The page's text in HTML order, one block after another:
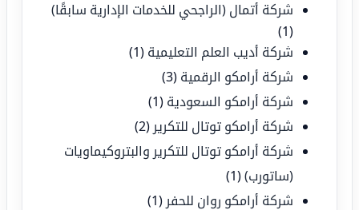
شركة أتمال (الراجحي للخدمات الإدارية سابقًا)
(1)
شركة أديب العلم التعليمية (1)
شركة أرامكو الرقمية (3)
شركة أرامكو السعودية (1)
شركة أرامكو توتال للتكرير (2)
شركة أرامكو توتال للتكرير والبتروكيماويات
(ساتورب)(1)
شركة أرامكو روان للحفر (1)